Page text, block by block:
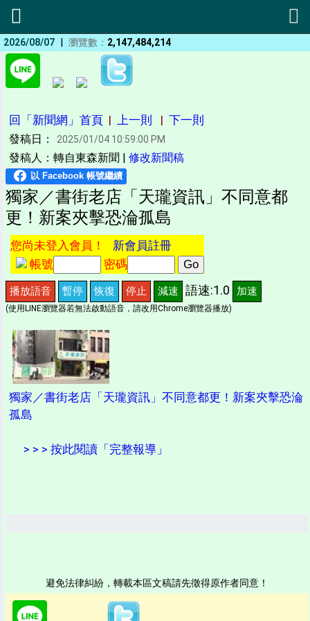
2026/08/07 | 瀏覽數： 2,147,484,214
回「新聞網」首頁 | 上一則 | 下一則
發稿日： 2025/01/04 10:59:00 PM
發稿人：轉自東森新聞 | 修改新聞稿
獨家／書街老店「天瓏資訊」不同意都
更！新案夾擊恐淪孤島
您尚未登入會員！ 新會員註冊
帳號
密碼
播放語音 暫停 恢復 停止 減速 語速:1.0 加速
(使用LINE瀏覽器若無法啟動語音，請改用Chrome瀏覽器播放)
獨家／書街老店「天瓏資訊」不同意都更！新案夾擊恐淪
孤島
> > > 按此閱讀「完整報導」
避免法律糾紛，轉載本區文稿請先徵得原作者同意！